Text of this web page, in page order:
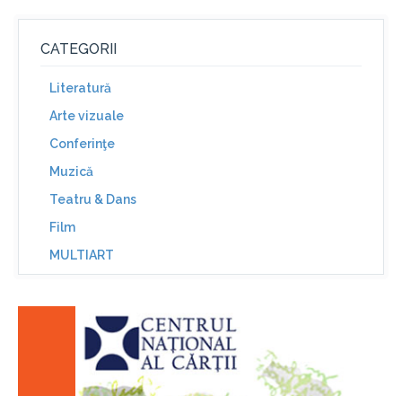
CATEGORII
Literatură
Arte vizuale
Conferinţe
Muzică
Teatru & Dans
Film
MULTIART